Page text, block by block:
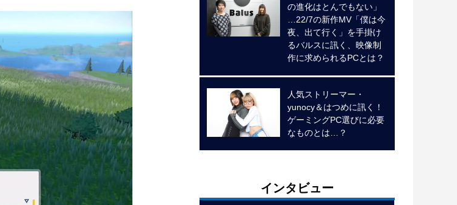
の進化はとんでもない」
…22/7の新作MV「僕は今
夜、出て行く」を手掛け
るバルスに訊く、映像制
作に求められるPCとは？
人気ストリーマー・
yunocy＆はつめに訊く！
ゲーミングPC選びに必要
なものとは…？
インタビュー